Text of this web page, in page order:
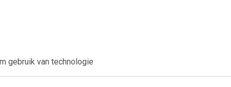
gebruik van technologie